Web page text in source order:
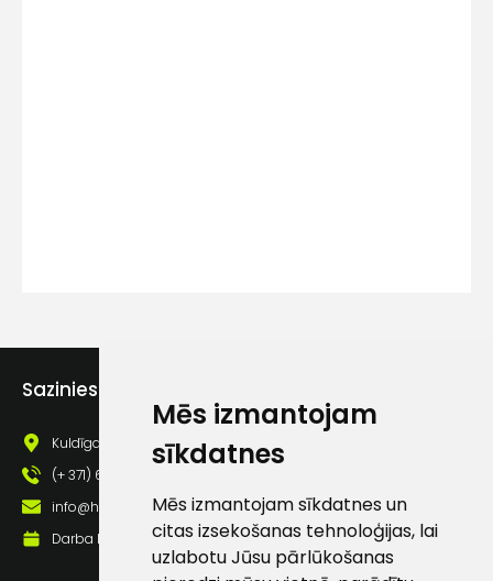
Mēs izmantojam
sīkdatnes
Mēs izmantojam sīkdatnes un
citas izsekošanas tehnoloģijas, lai
uzlabotu Jūsu pārlūkošanas
Sazinies ar mums
Kuldīgas iela 69a, Saldus, Saldus nov., LV - 3801
(+ 371) 63 881 186
info@hards.lv
Darba laiks: Darbadienās: 8:00 - 17:00
Piekrītu SIA Hards
pastā